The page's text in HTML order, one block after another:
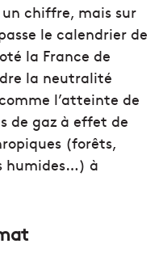
un chiffre, mais sur
le calendrier de
la France de
la neutralité
l’atteinte de
de gaz à effet de
(forêts,
humides…) à